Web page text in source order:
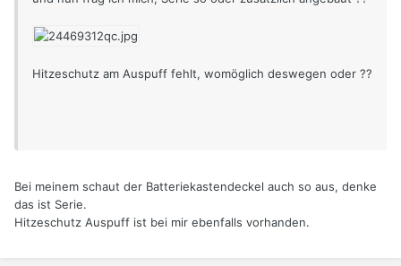
Hitzeschutz am Auspuff fehlt, womöglich deswegen oder ??
Bei meinem schaut der Batteriekastendeckel auch so aus, denke
das ist Serie.
Hitzeschutz Auspuff ist bei mir ebenfalls vorhanden.